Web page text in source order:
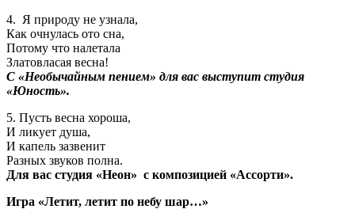
4. Я природу не узнала,
Как очнулась ото сна,
Потому что налетала
Златовласая весна!
С «Необычайным пением» для вас выступит студия
«Юность».
5. Пусть весна хороша,
И ликует душа,
И капель зазвенит
Разных звуков полна.
Для вас студия «Неон» с композицией «Ассорти».
Игра «Летит, летит по небу шар…»